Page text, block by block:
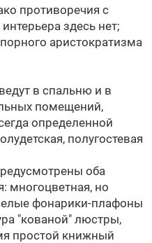
противоречия с
здесь нет;
аристократизма
в спальню и в
помещений,
определенной
полугостевая
оба
многоцветная, но
фонарики-плафоны
"кованой" люстры,
простой книжный